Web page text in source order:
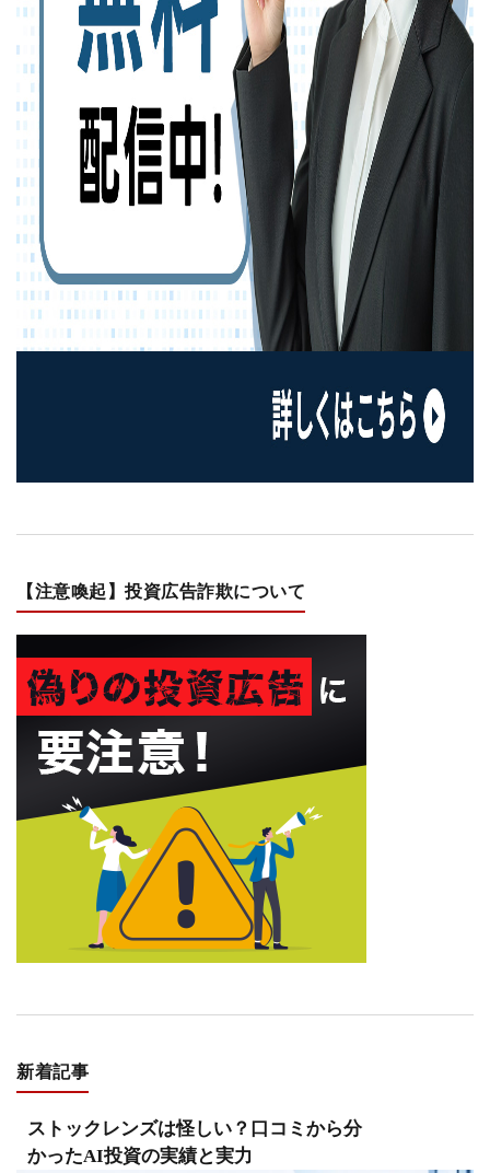
【注意喚起】投資広告詐欺について
新着記事
ストックレンズは怪しい？口コミから分
かったAI投資の実績と実力